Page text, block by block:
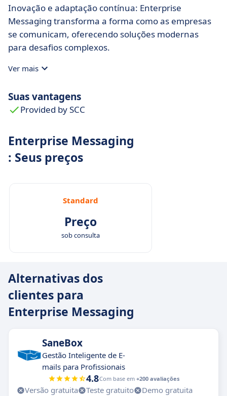
Inovação e adaptação contínua: Enterprise
Messaging transforma a forma como as empresas
se comunicam, oferecendo soluções modernas
para desafios complexos.
Ver mais
Suas vantagens
Provided by SCC
Enterprise Messaging
: Seus preços
Standard
Preço
sob consulta
Alternativas dos
clientes para
Enterprise Messaging
SaneBox
Gestão Inteligente de E-
mails para Profissionais
4.8Com base em +200 avaliações
Versão gratuita Teste gratuito
Demo gratuita